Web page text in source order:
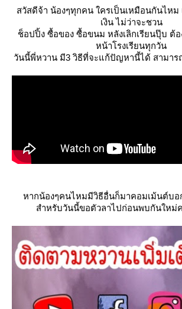
สวัสดีจ้า น้องๆทุกคน ใครเป็นเหมือนกันไห
เงิน ไม่ว่าจะชวน
ช็อปปิ้ง ซื้อของ ซื้อขนม หลังเลิกเรียนปุ๊บ ต้
หน้าโรงเรียนทุกวัน
วันนี้พี่หวาน มี3 วิธีที่จะแก้ปัญหานี้ได้ สามาร
หากน้องๆคนไหมมีวิธีอื่นก็มาคอมเม้นต์บ
สำหรับวันนี้ขอตัวลาไปก่อนพบกันใหม่